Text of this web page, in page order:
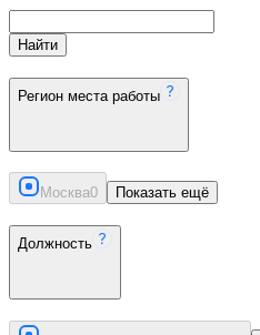
Найти
Регион места работы
Москва0 Показать ещё
Должность